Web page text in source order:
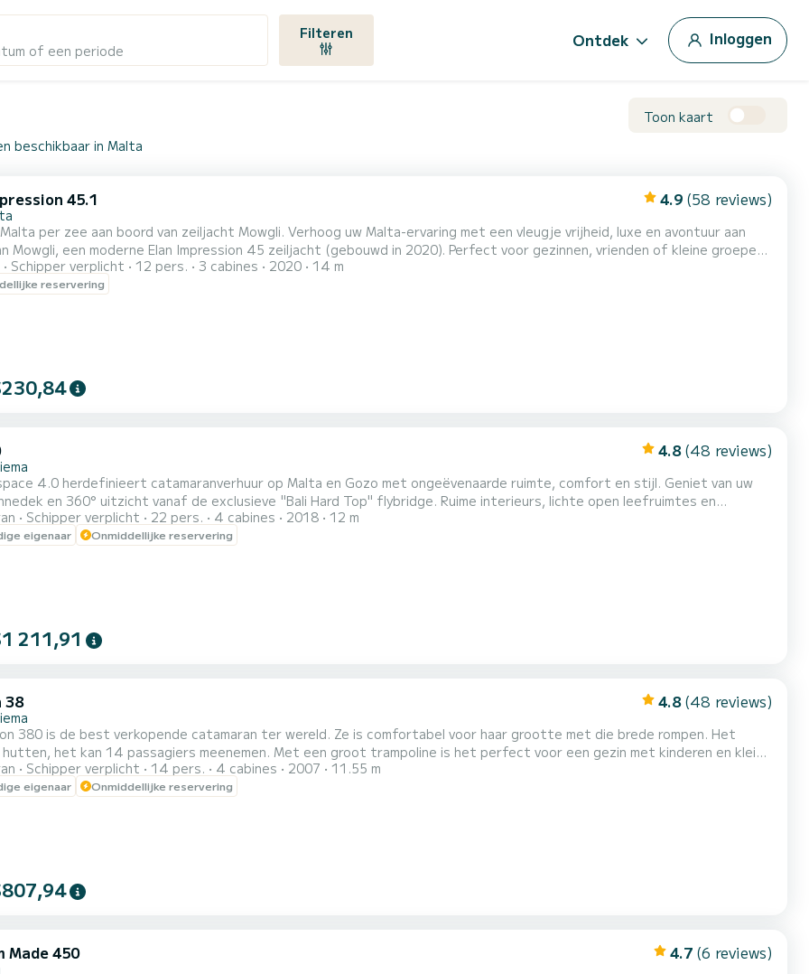
of een periode
Filteren Ontdek Inloggen
Toon kaart
beschikbaar in Malta
45.1 4.9 (58 reviews)
per zee aan boord van zeiljacht Mowgli. Verhoog uw Malta-ervaring met een vleugje vrijheid, luxe en avontuur aan
Mowgli, een moderne Elan Impression 45 zeiljacht (gebouwd in 2020). Perfect voor gezinnen, vrienden of kleine groepen,
privé dagtochten die de adembenemende kustlijn en kristalheldere wateren van Malta laten zien. Stap aan boord en
een ruim, comfortabel jacht dat speciaal voor u is ontworpen. Met ruimte voor maximaal 12 gasten (plus onze...
Schipper verplicht 12 pers. 3 cabines 2020 14 m
reservering
4.8 (48 reviews)
4.0 herdefinieert catamaranverhuur op Malta en Gozo met ongeëvenaarde ruimte, comfort en stijl. Geniet van uw
en 360° uitzicht vanaf de exclusieve "Bali Hard Top" flybridge. Ruime interieurs, lichte open leefruimtes en
stabiliteit maken elke reis ontspannend. Perfect voor gezinnen of groepen, met 4 hutten met eigen badkamers voor
maximaal 22 + 4 extra gasten. De Bali 4.0 valt op door zijn kenmerkende eigenschappen die open leefruimtes en stabiliteit prior...
Schipper verplicht 22 pers. 4 cabines 2018 12 m
eigenaar Onmiddellijke reservering
211,91
38 4.8 (48 reviews)
380 is de best verkopende catamaran ter wereld. Ze is comfortabel voor haar grootte met die brede rompen. Het
het kan 14 passagiers meenemen. Met een groot trampoline is het perfect voor een gezin met kinderen en kleine
Of je nu geïnteresseerd bent in het verkennen van verborgen baaien, duiken in kristalhelder water, of gewoon genieten
op het dek, ons team zal met u samenwerken om een op maat gemaakt reisschema te maken dat voldoet aan al uw
Schipper verplicht 14 pers. 4 cabines 2007 11.55 m
eigenaar Onmiddellijke reservering
Made 450 4.7 (6 reviews)